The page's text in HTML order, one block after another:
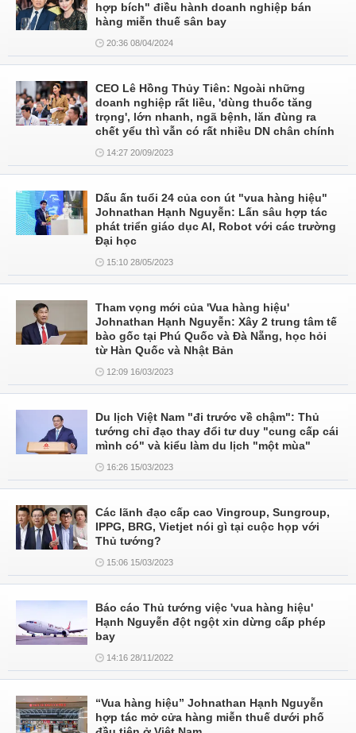
hợp bích" điều hành doanh nghiệp bán
hàng miễn thuế sân bay
20:36 08/04/2024
CEO Lê Hồng Thủy Tiên: Ngoài những
doanh nghiệp rất liều, 'dùng thuốc tăng
trọng', lớn nhanh, ngã bệnh, lăn đùng ra
chết yểu thì vẫn có rất nhiều DN chân chính
14:27 20/09/2023
Dấu ấn tuổi 24 của con út "vua hàng hiệu"
Johnathan Hạnh Nguyễn: Lấn sâu hợp tác
phát triển giáo dục AI, Robot với các trường
Đại học
15:10 28/05/2023
Tham vọng mới của 'Vua hàng hiệu'
Johnathan Hạnh Nguyễn: Xây 2 trung tâm tế
bào gốc tại Phú Quốc và Đà Nẵng, học hỏi
từ Hàn Quốc và Nhật Bản
12:09 16/03/2023
Du lịch Việt Nam "đi trước về chậm": Thủ
tướng chỉ đạo thay đổi tư duy "cung cấp cái
mình có" và kiểu làm du lịch "một mùa"
16:26 15/03/2023
Các lãnh đạo cấp cao Vingroup, Sungroup,
IPPG, BRG, Vietjet nói gì tại cuộc họp với
Thủ tướng?
15:06 15/03/2023
Báo cáo Thủ tướng việc 'vua hàng hiệu'
Hạnh Nguyễn đột ngột xin dừng cấp phép
bay
14:16 28/11/2022
“Vua hàng hiệu” Johnathan Hạnh Nguyễn
hợp tác mở cửa hàng miễn thuế dưới phố